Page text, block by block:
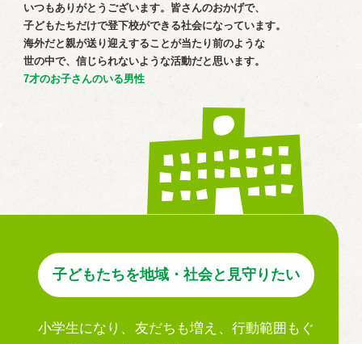
いつもありがとうございます。皆さんのおかげで、
⼦どもたちだけで登下校ができる社会になっています。
海外だと親が送り迎えすることが当たり前のような
世の中で、信じられないような活動だと思います。
7才のお子さんのいる男性
⼦どもたちを地域・社会と⾒守りたい
⼩学⽣になり、友だちも増え、⾏動範囲もぐ